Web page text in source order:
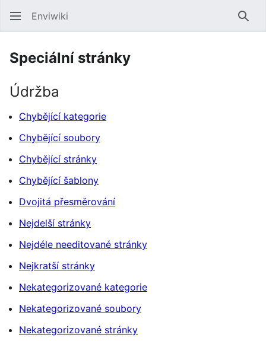
Enviwiki
Speciální stránky
Údržba
Chybějící kategorie
Chybějící soubory
Chybějící stránky
Chybějící šablony
Dvojitá přesměrování
Nejdelší stránky
Nejdéle needitované stránky
Nejkratší stránky
Nekategorizované kategorie
Nekategorizované soubory
Nekategorizované stránky